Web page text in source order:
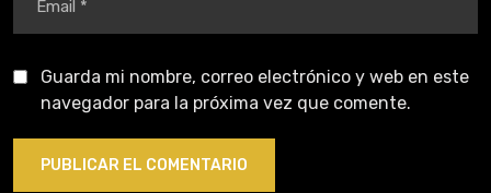
Guarda mi nombre, correo electrónico y web en este
navegador para la próxima vez que comente.